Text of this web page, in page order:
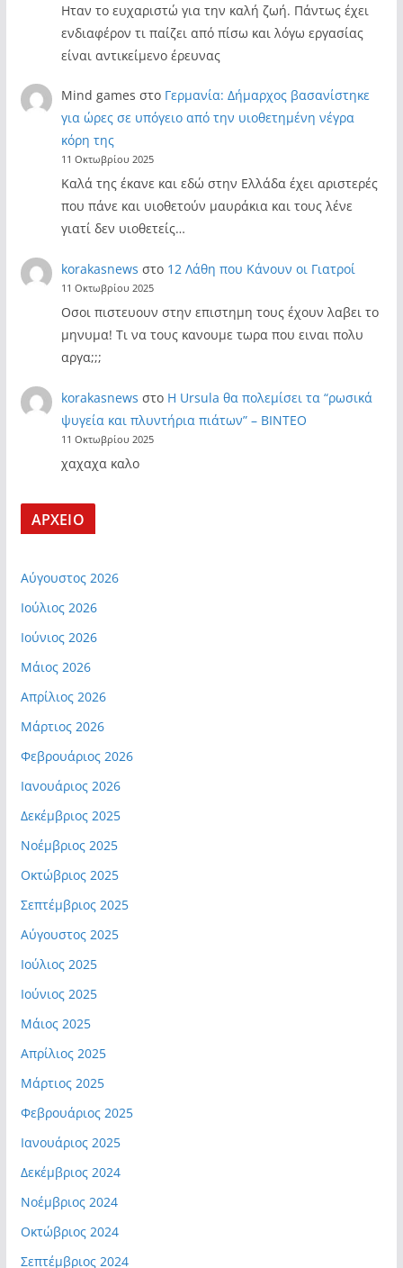
Ηταν το ευχαριστώ για την καλή ζωή. Πάντως έχει
ενδιαφέρον τι παίζει από πίσω και λόγω εργασίας
είναι αντικείμενο έρευνας
Mind games στο Γερμανία: Δήμαρχος βασανίστηκε
για ώρες σε υπόγειο από την υιοθετημένη νέγρα
κόρη της
11 Οκτωβρίου 2025
Καλά της έκανε και εδώ στην Ελλάδα έχει αριστερές
που πάνε και υιοθετούν μαυράκια και τους λένε
γιατί δεν υιοθετείς…
korakasnews στο 12 Λάθη που Κάνουν οι Γιατροί
11 Οκτωβρίου 2025
Οσοι πιστευουν στην επιστημη τους έχουν λαβει το
μηνυμα! Τι να τους κανουμε τωρα που ειναι πολυ
αργα;;;
korakasnews στο Η Ursula θα πολεμίσει τα “ρωσικά
ψυγεία και πλυντήρια πιάτων” – ΒΙΝΤΕΟ
11 Οκτωβρίου 2025
χαχαχα καλο
ΑΡΧΕΙΟ
Αύγουστος 2026
Ιούλιος 2026
Ιούνιος 2026
Μάιος 2026
Απρίλιος 2026
Μάρτιος 2026
Φεβρουάριος 2026
Ιανουάριος 2026
Δεκέμβριος 2025
Νοέμβριος 2025
Οκτώβριος 2025
Σεπτέμβριος 2025
Αύγουστος 2025
Ιούλιος 2025
Ιούνιος 2025
Μάιος 2025
Απρίλιος 2025
Μάρτιος 2025
Φεβρουάριος 2025
Ιανουάριος 2025
Δεκέμβριος 2024
Νοέμβριος 2024
Οκτώβριος 2024
Σεπτέμβριος 2024